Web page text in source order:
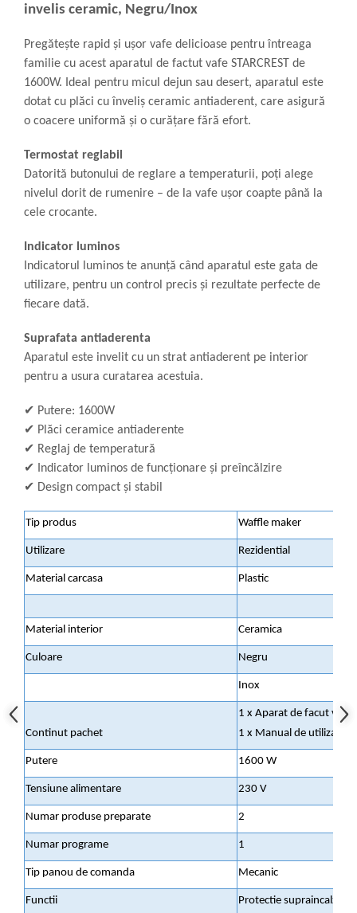
invelis ceramic, Negru/Inox
Pregătește rapid și ușor vafe delicioase pentru întreaga
familie cu acest aparatul de factut vafe STARCREST de
1600W. Ideal pentru micul dejun sau desert, aparatul este
dotat cu plăci cu înveliș ceramic antiaderent, care asigură
o coacere uniformă și o curățare fără efort.
Termostat reglabil
Datorită butonului de reglare a temperaturii, poți alege
nivelul dorit de rumenire – de la vafe ușor coapte până la
cele crocante.
Indicator luminos
Indicatorul luminos te anunță când aparatul este gata de
utilizare, pentru un control precis și rezultate perfecte de
fiecare dată.
Suprafata antiaderenta
Aparatul este invelit cu un strat antiaderent pe interior
pentru a usura curatarea acestuia.
✔ Putere: 1600W
✔ Plăci ceramice antiaderente
✔ Reglaj de temperatură
✔ Indicator luminos de funcționare și preîncălzire
✔ Design compact și stabil
Tip produs Waffle maker
Utilizare Rezidential
Material carcasa Plastic
Material interior Ceramica
Culoare Negru
Inox
Continut pachet
1 x Aparat de facut vafe
1 x Manual de utilizare
Putere 1600 W
Tensiune alimentare 230 V
Numar produse preparate 2
Numar programe 1
Tip panou de comanda Mecanic
Functii Protectie supraincalzire